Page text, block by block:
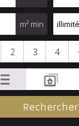
m² min
2 3 4